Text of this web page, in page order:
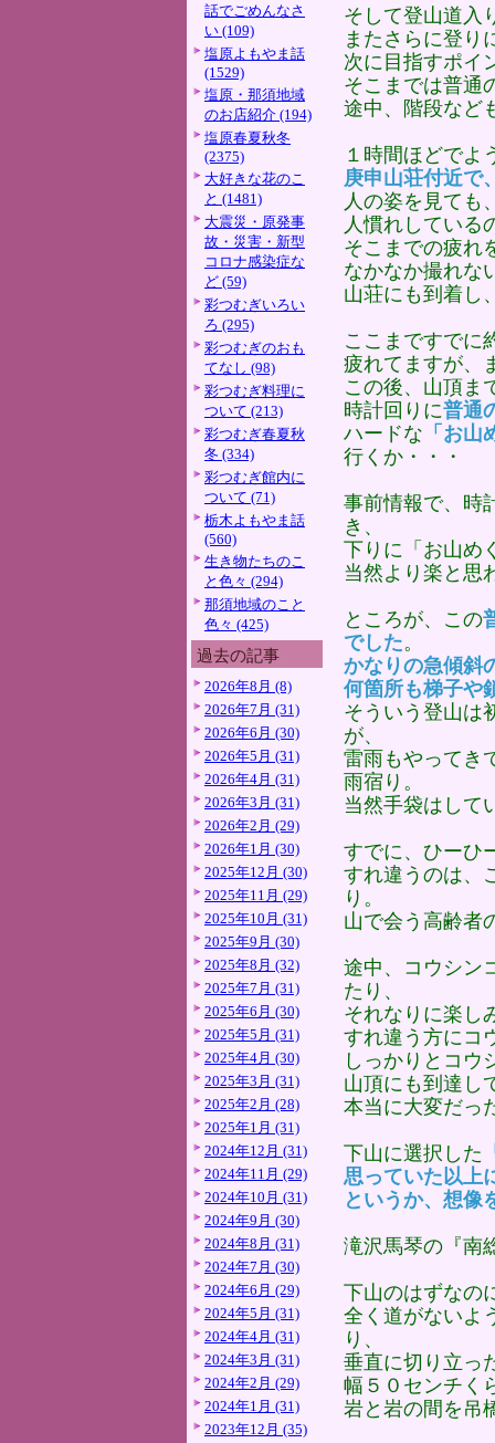
話でごめんなさ
い (109)
塩原よもやま話
(1529)
塩原・那須地域
のお店紹介 (194)
塩原春夏秋冬
(2375)
大好きな花のこ
と (1481)
大震災・原発事
故・災害・新型
コロナ感染症な
ど (59)
彩つむぎいろい
ろ (295)
彩つむぎのおも
てなし (98)
彩つむぎ料理に
ついて (213)
彩つむぎ春夏秋
冬 (334)
彩つむぎ館内に
ついて (71)
栃木よもやま話
(560)
生き物たちのこ
と色々 (294)
那須地域のこと
色々 (425)
過去の記事
2026年8月 (8)
2026年7月 (31)
2026年6月 (30)
2026年5月 (31)
2026年4月 (31)
2026年3月 (31)
2026年2月 (29)
2026年1月 (30)
2025年12月 (30)
2025年11月 (29)
2025年10月 (31)
2025年9月 (30)
2025年8月 (32)
2025年7月 (31)
2025年6月 (30)
2025年5月 (31)
2025年4月 (30)
2025年3月 (31)
2025年2月 (28)
2025年1月 (31)
2024年12月 (31)
2024年11月 (29)
2024年10月 (31)
2024年9月 (30)
2024年8月 (31)
2024年7月 (30)
2024年6月 (29)
2024年5月 (31)
2024年4月 (31)
2024年3月 (31)
2024年2月 (29)
2024年1月 (31)
2023年12月 (35)
そして登山道入
またさらに登り
次に目指すポイ
そこまでは普通
途中、階段など
１時間ほどでよ
庚申山荘付近で
人の姿を見ても
人慣れしている
そこまでの疲れ
なかなか撮れな
山荘にも到着し
ここまですでに
疲れてますが、
この後、山頂ま
時計回りに普通
ハードな 「お山
行くか・・・
事前情報で、時
き、
下りに「お山め
当然より楽と思
ところが、この
でした。
かなりの急傾斜
何箇所も梯子や
そういう登山は
が、
雷雨もやってき
雨宿り。
当然手袋はして
すでに、ひーひ
すれ違うのは、
り。
山で会う高齢者
途中、コウシン
たり、
それなりに楽し
すれ違う方にコ
しっかりとコウ
山頂にも到達し
本当に大変だっ
下山に選択した
思っていた以上
というか、想像
滝沢馬琴の『南
下山のはずなの
全く道がないよ
り、
垂直に切り立っ
幅５０センチく
岩と岩の間を吊